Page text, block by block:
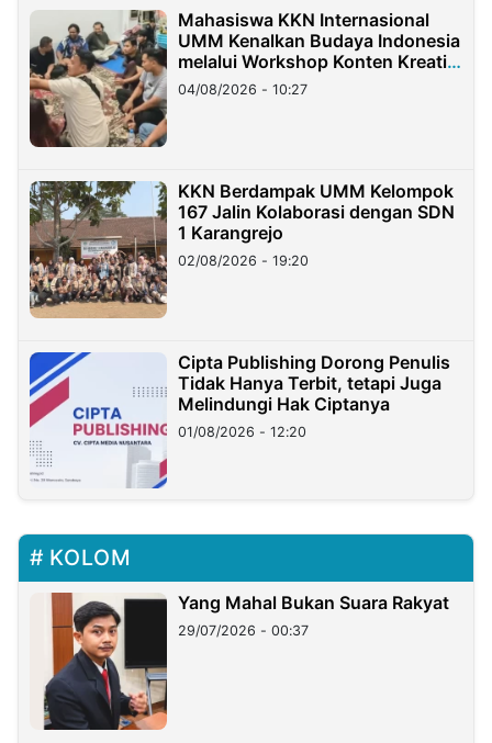
Mahasiswa KKN Internasional
UMM Kenalkan Budaya Indonesia
melalui Workshop Konten Kreatif
di Taiwan
04/08/2026 - 10:27
KKN Berdampak UMM Kelompok
167 Jalin Kolaborasi dengan SDN
1 Karangrejo
02/08/2026 - 19:20
Cipta Publishing Dorong Penulis
Tidak Hanya Terbit, tetapi Juga
Melindungi Hak Ciptanya
01/08/2026 - 12:20
KOLOM
Yang Mahal Bukan Suara Rakyat
29/07/2026 - 00:37